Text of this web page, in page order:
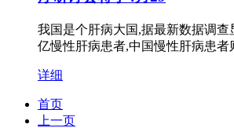
我国是个肝病大国,据最新数据调查
亿慢性肝病患者,中国慢性肝病患
详细
首页
上一页